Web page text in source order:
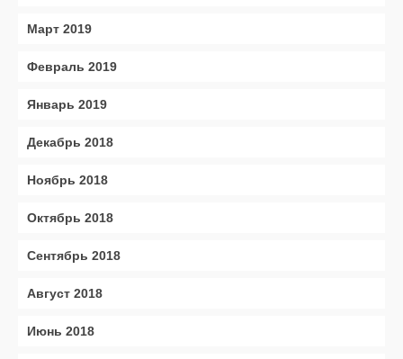
Март 2019
Февраль 2019
Январь 2019
Декабрь 2018
Ноябрь 2018
Октябрь 2018
Сентябрь 2018
Август 2018
Июнь 2018